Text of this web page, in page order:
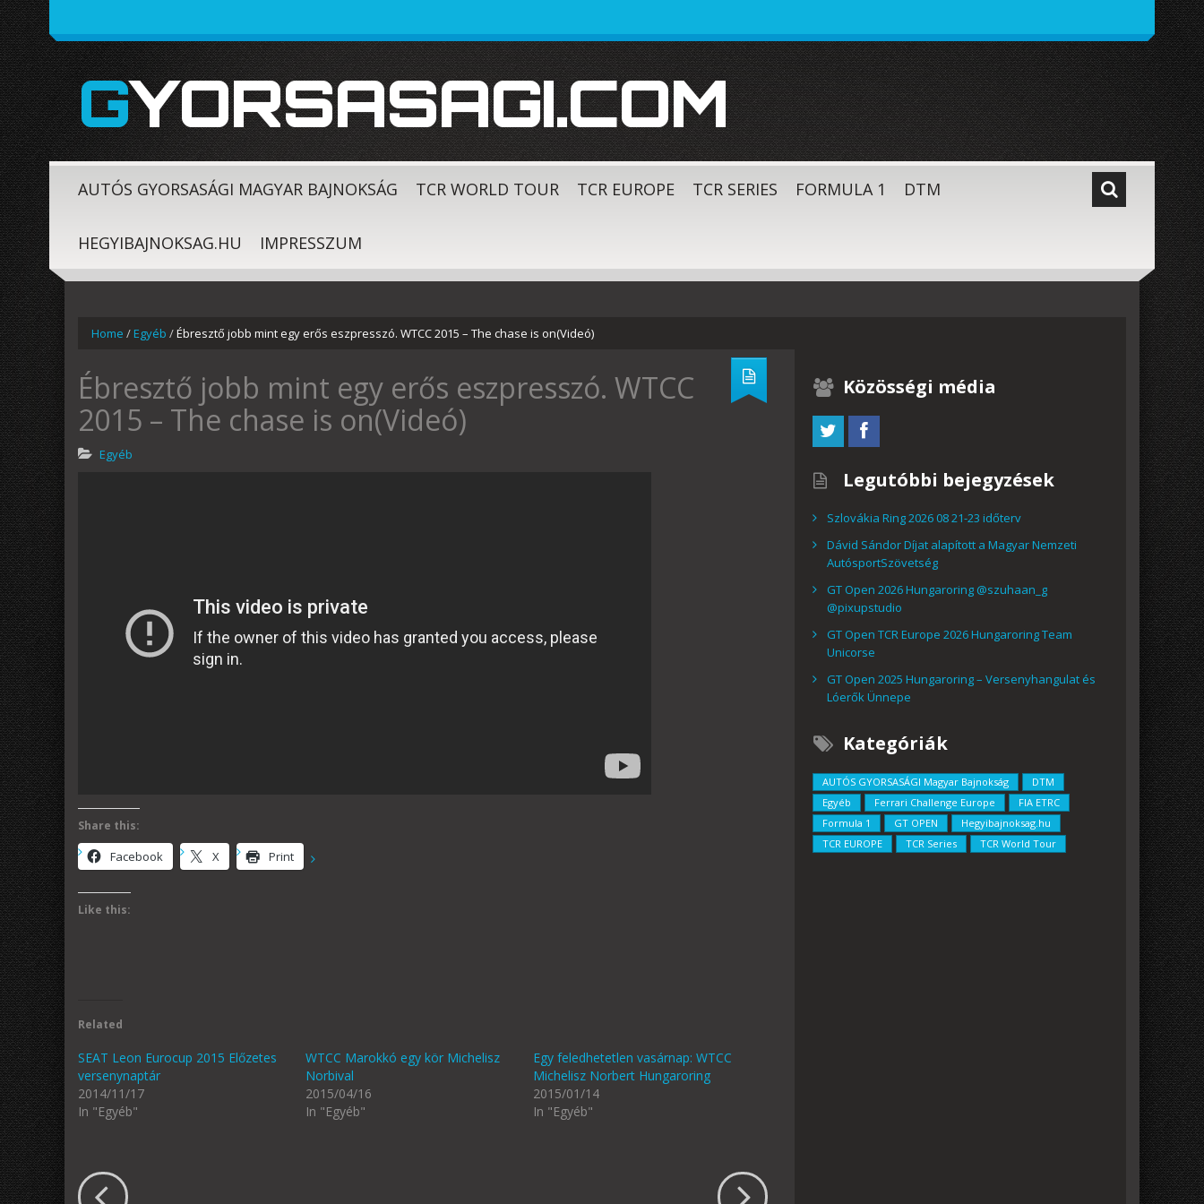
GYORSASAGI.COM
AUTÓS GYORSASÁGI MAGYAR BAJNOKSÁG TCR WORLD TOUR TCR EUROPE TCR SERIES FORMULA 1 DTM
HEGYIBAJNOKSAG.HU IMPRESSZUM
Home /Egyéb /Ébresztő jobb mint egy erős eszpresszó. WTCC 2015 – The chase is on(Videó)
Ébresztő jobb mint egy erős eszpresszó. WTCC
2015 – The chase is on(Videó)
Egyéb
Share this:
Facebook X Print
Like this:
Related
SEAT Leon Eurocup 2015 Előzetes
versenynaptár
2014/11/17
In "Egyéb"
WTCC Marokkó egy kör Michelisz
Norbival
2015/04/16
In "Egyéb"
Egy feledhetetlen vasárnap: WTCC
Michelisz Norbert Hungaroring
2015/01/14
In "Egyéb"
Közösségi média
Legutóbbi bejegyzések
Szlovákia Ring 2026 08 21-23 időterv
Dávid Sándor Díjat alapított a Magyar Nemzeti
AutósportSzövetség
GT Open 2026 Hungaroring @szuhaan_g
@pixupstudio
GT Open TCR Europe 2026 Hungaroring Team
Unicorse
GT Open 2025 Hungaroring – Versenyhangulat és
Lóerők Ünnepe
Kategóriák
AUTÓS GYORSASÁGI Magyar Bajnokság
DTM
Egyéb
Ferrari Challenge Europe
FIA ETRC
Formula 1
GT OPEN
Hegyibajnoksag.hu
TCR EUROPE
TCR Series TCR World Tour